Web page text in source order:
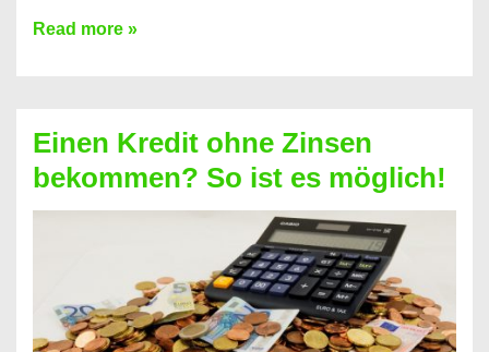
Ist
Festvertrag
für
jeden
erfahren
Sie
Read more »
Einen Kredit ohne Zinsen
bekommen? So ist es möglich!